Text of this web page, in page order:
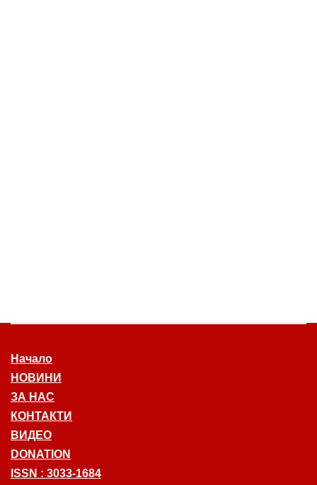
Начало
НОВИНИ
ЗА НАС
КОНТАКТИ
ВИДЕО
DONATION
ISSN : 3033-1684